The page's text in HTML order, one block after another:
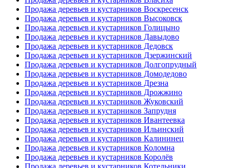
Продажа деревьев и кустарников Воскресенск
Продажа деревьев и кустарников Высоковск
Продажа деревьев и кустарников Голицыно
Продажа деревьев и кустарников Давыдово
Продажа деревьев и кустарников Дедовск
Продажа деревьев и кустарников Дзержинский
Продажа деревьев и кустарников Долгопрудный
Продажа деревьев и кустарников Домодедово
Продажа деревьев и кустарников Дрезна
Продажа деревьев и кустарников Дрожжино
Продажа деревьев и кустарников Жуковский
Продажа деревьев и кустарников Запрудня
Продажа деревьев и кустарников Ивантеевка
Продажа деревьев и кустарников Ильинский
Продажа деревьев и кустарников Калининец
Продажа деревьев и кустарников Коломна
Продажа деревьев и кустарников Королёв